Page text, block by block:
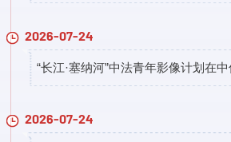
2026-07-24
“长江·塞纳河”中法青年影像计划在
2026-07-24